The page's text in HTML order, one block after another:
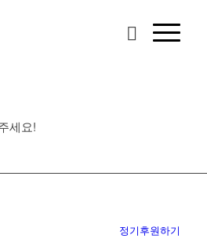
세요!
정기후원하기